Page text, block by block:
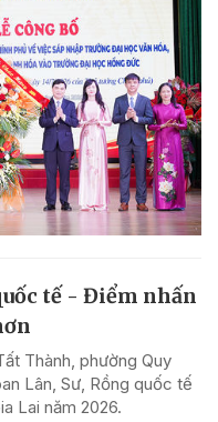
tế - Điểm nhấn
Thành, phường Quy
Lân, Sư, Rồng quốc tế
Lai năm 2026.